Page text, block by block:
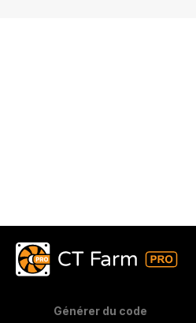
Générer du code